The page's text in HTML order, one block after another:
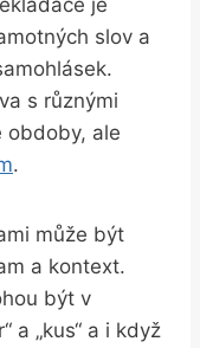
slov a
s různými
obdoby, ale
.
může být
a kontext.
být v
a „kus“ a i když